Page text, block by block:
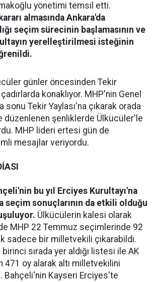
yönetimi temsil etti.
almasında Ankara'da
seçim sürecinin başlamasının ve
yerelleştirilmesi isteğinin
günler öncesinden Tekir
konaklıyor. MHP'nin Genel
sonu Tekir Yaylası'na çıkarak orada
düzenlenen şenliklerde Ülkücüler'le
MHP lideri ertesi gün de
mesajlar veriyordu.
bu yıl Erciyes Kurultayı'na
seçim sonuçlarının da etkili olduğu
Ülkücülerin kalesi olarak
MHP 22 Temmuz seçimlerinde 92
sadece bir milletvekili çıkarabildi.
sırada yer aldığı listesi ile AK
471 oy alarak altı milletvekilini
Bahçeli'nin Kayseri Erciyes'te